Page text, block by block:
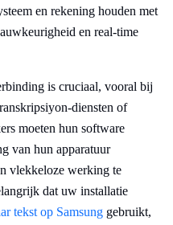
en rekening houden met
en real-time
is cruciaal, vooral bij
diensten of
moeten hun software
van hun apparatuur
vlekkeloze werking te
dat uw installatie
tekst op Samsung gebruikt,